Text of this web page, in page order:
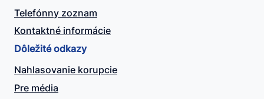
Telefónny zoznam
Kontaktné informácie
Dôležité odkazy
Nahlasovanie korupcie
Pre média